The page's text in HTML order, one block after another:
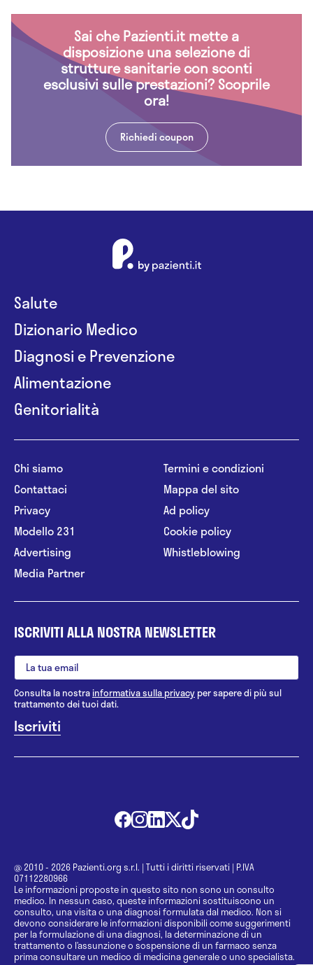
Sai che Pazienti.it mette a
disposizione una selezione di
strutture sanitarie con sconti
esclusivi sulle prestazioni? Scoprile
ora!
Richiedi coupon
Salute
Dizionario Medico
Diagnosi e Prevenzione
Alimentazione
Genitorialità
Chi siamo
Contattaci
Privacy
Modello 231
Advertising
Media Partner
Termini e condizioni
Mappa del sito
Ad policy
Cookie policy
Whistleblowing
ISCRIVITI ALLA NOSTRA NEWSLETTER
Consulta la nostrainformativa sulla privacy per sapere di più sul
trattamento dei tuoi dati.
@ 2010 - 2026 Pazienti.org s.r.l. | Tutti i diritti riservati | P.IVA
07112280966
Le informazioni proposte in questo sito non sono un consulto
medico. In nessun caso, queste informazioni sostituiscono un
consulto, una visita o una diagnosi formulata dal medico. Non si
devono considerare le informazioni disponibili come suggerimenti
per la formulazione di una diagnosi, la determinazione di un
trattamento o l’assunzione o sospensione di un farmaco senza
prima consultare un medico di medicina generale o uno specialista.